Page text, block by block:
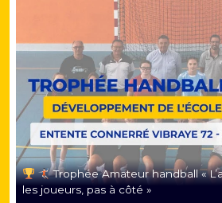
Trophée Amateur handball «
les joueurs, pas à côté »